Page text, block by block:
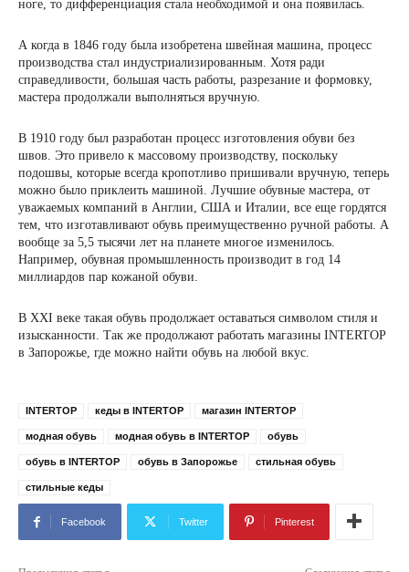
ноге, то дифференциация стала необходимой и она появилась.
А когда в 1846 году была изобретена швейная машина, процесс
производства стал индустриализированным. Хотя ради
справедливости, большая часть работы, разрезание и формовку,
мастера продолжали выполняться вручную.
В 1910 году был разработан процесс изготовления обуви без
швов. Это привело к массовому производству, поскольку
подошвы, которые всегда кропотливо пришивали вручную, теперь
можно было приклеить машиной. Лучшие обувные мастера, от
уважаемых компаний в Англии, США и Италии, все еще гордятся
тем, что изготавливают обувь преимущественно ручной работы. А
вообще за 5,5 тысячи лет на планете многое изменилось.
Например, обувная промышленность производит в год 14
миллиардов пар кожаной обуви.
В XXI веке такая обувь продолжает оставаться символом стиля и
изысканности. Так же продолжают работать магазины INTERTOP
в Запорожье, где можно найти обувь на любой вкус.
INTERTOP кеды в INTERTOP магазин INTERTOP
модная обувь модная обувь в INTERTOP обувь
обувь в INTERTOP обувь в Запорожье стильная обувь
стильные кеды
Facebook Twitter Pinterest